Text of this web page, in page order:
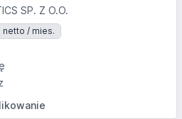
SP. Z O.O.
netto / mies.